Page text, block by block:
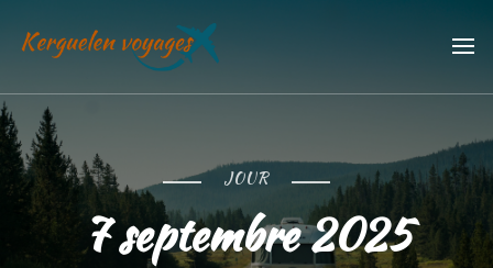
Kerguelen voyages
Trouvez vos meilleures vacances
JOUR
7 septembre 2025